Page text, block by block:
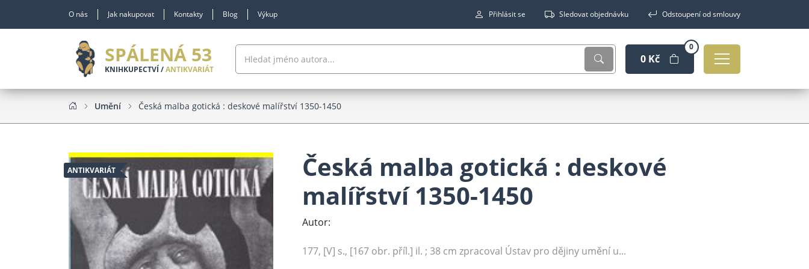
O nás Jak nakupovat Kontakty Blog Výkup Přihlásit se Sledovat objednávku Odstoupení od smlouvy
SPÁLENÁ 53
KNIHKUPECTVÍ /ANTIKVARIÁT
0 Kč
0
Umění Česká malba gotická : deskové malířství 1350-1450
ANTIKVARIÁT
Česká malba gotická : deskové
malířství 1350-1450
Autor:
177, [V] s., [167 obr. příl.] il. ; 38 cm zpracoval Ústav pro dějiny umění u...